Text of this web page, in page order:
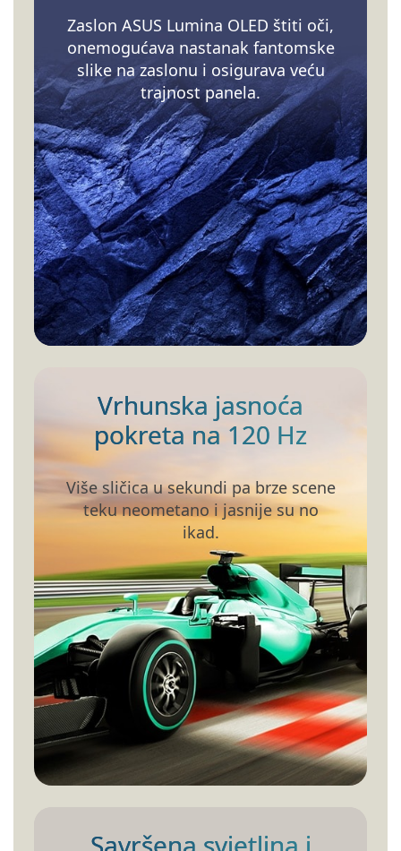
Zaslon ASUS Lumina OLED štiti oči,
onemogućava nastanak fantomske
slike na zaslonu i osigurava veću
trajnost panela.
Vrhunska jasnoća
pokreta na 120 Hz
Više sličica u sekundi pa brze scene
teku neometano i jasnije su no
ikad.